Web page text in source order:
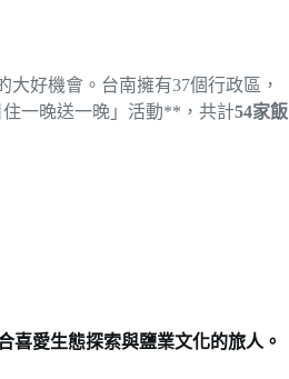
好機會。台南擁有37個行政區，
住一晚送一晚」活動**，共計54家飯
喜愛生態探索與鹽業文化的旅人。